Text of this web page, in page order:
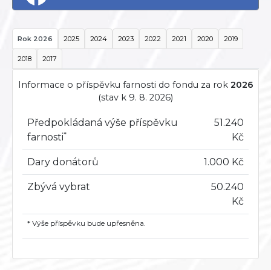
Rok 2026 2025 2024 2023 2022 2021 2020 2019
2018 2017
Informace o příspěvku farnosti do fondu za rok 2026
(stav k 9. 8. 2026)
Předpokládaná výše příspěvku
farnosti*
51.240
Kč
Dary donátorů 1.000 Kč
Zbývá vybrat
50.240
Kč
* Výše příspěvku bude upřesněna.